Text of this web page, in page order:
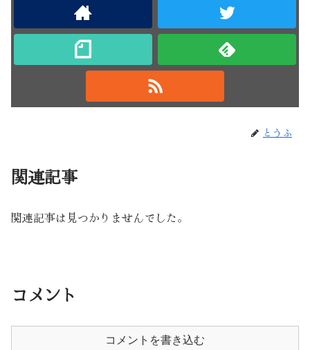
とうふ
関連記事
関連記事は見つかりませんでした。
コメント
コメントを書き込む